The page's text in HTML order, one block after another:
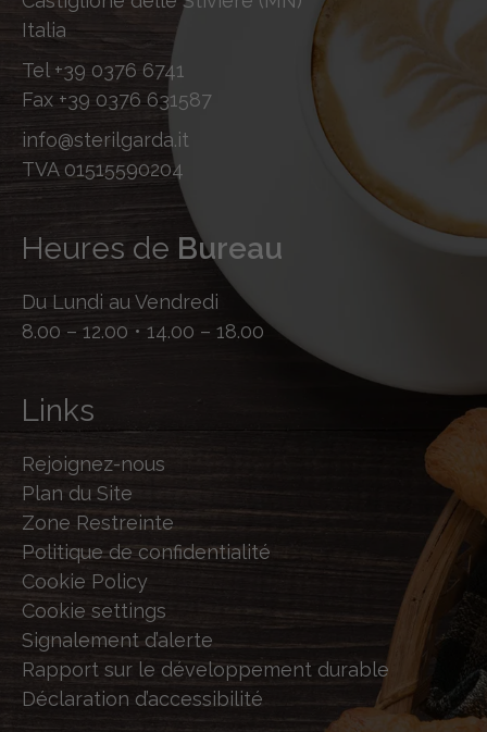
Italia
Tel +39 0376 6741
Fax +39 0376 631587
info@sterilgarda.it
TVA 01515590204
Heures de Bureau
Du Lundi au Vendredi
8.00 – 12.00 • 14.00 – 18.00
Links
Rejoignez-nous
Plan du Site
Zone Restreinte
Politique de confidentialité
Cookie Policy
Cookie settings
Signalement d’alerte
Rapport sur le développement durable
Déclaration d’accessibilité